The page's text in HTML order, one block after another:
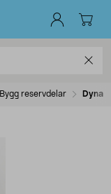
Bygg reservdelar Dyna